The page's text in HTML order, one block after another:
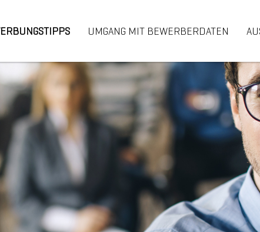
UMGANG MIT BEWERBERDATEN